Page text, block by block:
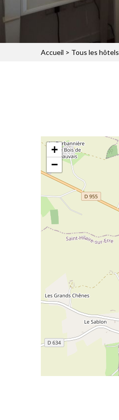
Accueil > Tous les hôtels
+
−